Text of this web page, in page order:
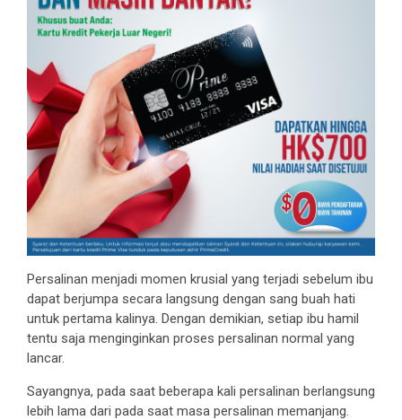
Persalinan menjadi momen krusial yang terjadi sebelum ibu
dapat berjumpa secara langsung dengan sang buah hati
untuk pertama kalinya. Dengan demikian, setiap ibu hamil
tentu saja menginginkan proses persalinan normal yang
lancar.
Sayangnya, pada saat beberapa kali persalinan berlangsung
lebih lama dari pada saat masa persalinan memanjang.